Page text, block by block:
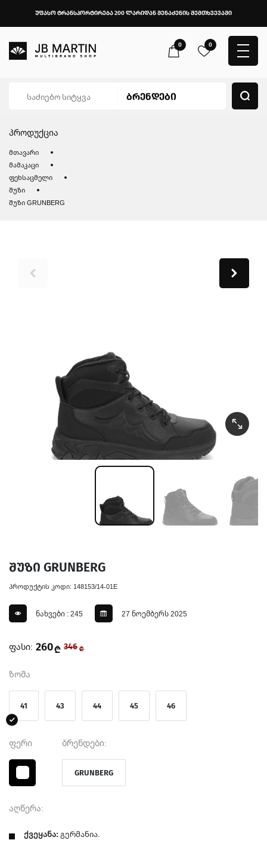
უფასო ტრანსპორტირება 200 ლარიდან შენაძენის შემთხვევაში
0 0
პროდუქცია
მთავარი
მამაკაცი
ფეხსაცმელი
შუზი
შუზი GRUNBERG
შუზი GRUNBERG
პროდუქტის კოდი: 148153/14-01E
ნახვები : 245 27 ნოემბერს 2025
ფასი: 260₾ 346 ₾
ზომა
41 43 44 45 46
ფერი ბრენდები:
GRUNBERG
აღწერა:
ქვეყანა: გერმანია.